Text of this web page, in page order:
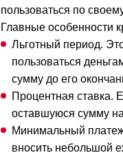
пользоваться по
Главные особенности
Льготный период.
пользоваться
сумму до его
Процентная ставка.
оставшуюся сумму
Минимальный
вносить небольшой